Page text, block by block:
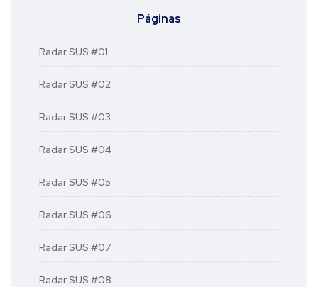
Páginas
Radar SUS #01
Radar SUS #02
Radar SUS #03
Radar SUS #04
Radar SUS #05
Radar SUS #06
Radar SUS #07
Radar SUS #08